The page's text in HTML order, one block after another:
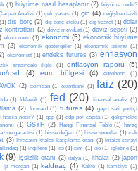
(1) büyüme nasıl hesaplanır (2) büyüme nedir?
Analizi (1) çek yasası (1) çin (4) değişken faizli
(1) dış borç (2) dış borç stoku (1) dış ticaret (1) dolar
kontratları (2) döviz mevduat (1) döviz sepeti (2)
ekonometri (1) ekonomi (5) ekonomik büyüme
(2) ekonomik göstergeler (1) ekonomik istikrar (1)
ekonomist (1) endeks futures (3) enflasyon
arasındaki ilişki (1) enflasyon raporu (5)
usd (4) euro bölgesi (4) eurobond (1)
(2) eximban (1) eximbank (1) faiz (20)
(1) fd/favök (1) fed (20) finansal analiz (1)
(2) forward (1) futures (4) gayri safi yurtiçi
nedir? (1) gdp (1) gdp per capita (1) gelişmekte
(1) GSYH (2) Hangi Finansal Tablo (1)
haraç
garantisi (1) hisse değeri (1) hisse senetler (1) ırak
(3) İhracatın ithalatı karşılama oranı (1) imalat sanayi
(1) ingiltere (1) irs (1) ism (1) iso (1) işletme (1)
(9) işsizlik oranı (2) italya (1) ithalat (2) japon
jp morgan (1) kaldıraç (4) Kalite (1) kambiyo (1)